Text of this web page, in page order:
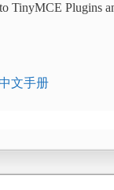
TinyMCE Plugins
文手册